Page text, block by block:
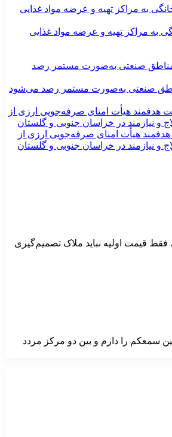
به مراکز تهیه و عرضه مواد غذایی
صنعتی به‌صورت مستمر رصد می‌شود
هدفمند هیأت امنای صرفه‌جویی ارزی از
و نیازمند در خراسان جنوبی و گلستان
قیمت اولیه نباید ملاک تصمیم‌گیری
سمعکم را دارم و بین دو مرکز مردد